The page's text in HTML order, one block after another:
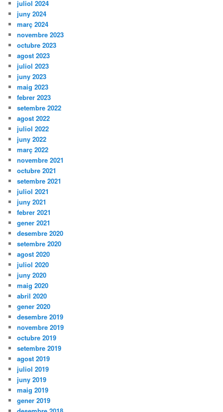
juliol 2024
juny 2024
març 2024
novembre 2023
octubre 2023
agost 2023
juliol 2023
juny 2023
maig 2023
febrer 2023
setembre 2022
agost 2022
juliol 2022
juny 2022
març 2022
novembre 2021
octubre 2021
setembre 2021
juliol 2021
juny 2021
febrer 2021
gener 2021
desembre 2020
setembre 2020
agost 2020
juliol 2020
juny 2020
maig 2020
abril 2020
gener 2020
desembre 2019
novembre 2019
octubre 2019
setembre 2019
agost 2019
juliol 2019
juny 2019
maig 2019
gener 2019